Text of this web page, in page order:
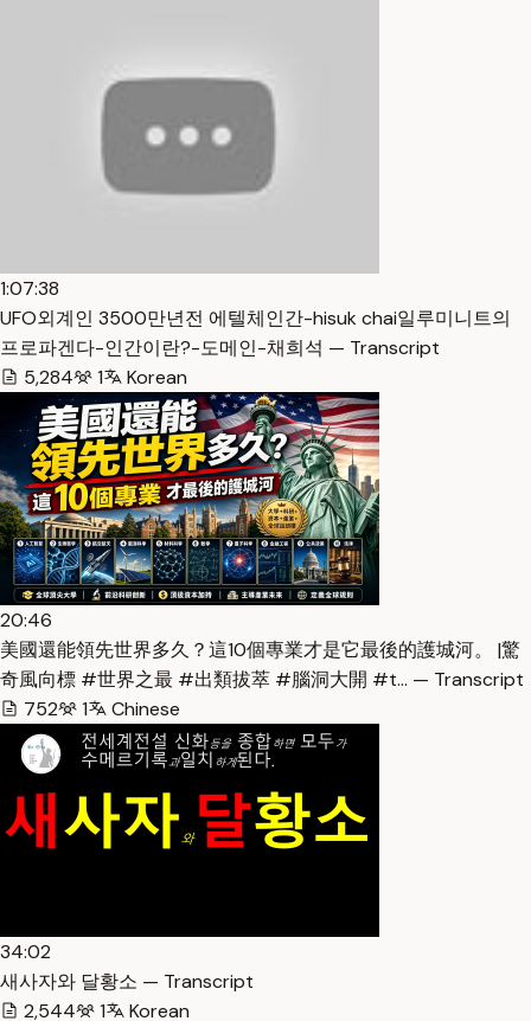
1:07:38
UFO외계인 3500만년전 에텔체인간-hisuk chai일루미니트의
프로파겐다-인간이란?-도메인-채희석 — Transcript
5,284
1 Korean
20:46
美國還能領先世界多久？這10個專業才是它最後的護城河。 |驚
奇風向標 #世界之最 #出類拔萃 #腦洞大開 #t… — Transcript
752
1 Chinese
34:02
새사자와 달황소 — Transcript
2,544
1 Korean